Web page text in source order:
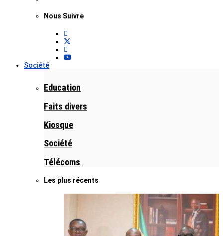
Nous Suivre
Société
Education
Faits divers
Kiosque
Société
Télécoms
Les plus récents